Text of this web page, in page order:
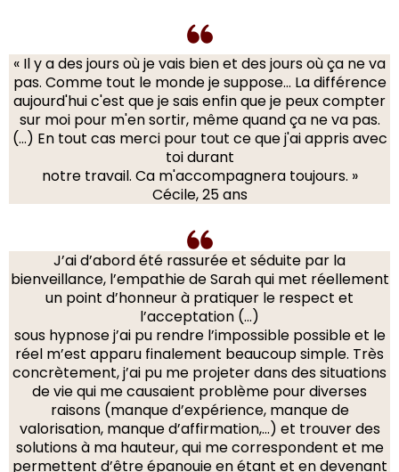
« Il y a des jours où je vais bien et des jours où ça ne va
pas. Comme tout le monde je suppose... La différence
aujourd'hui c'est que je sais enfin que je peux compter
sur moi pour m'en sortir, même quand ça ne va pas.
(…) En tout cas merci pour tout ce que j'ai appris avec
toi durant
notre travail. Ca m'accompagnera toujours. »
Cécile, 25 ans
J’ai d’abord été rassurée et séduite par la
bienveillance, l’empathie de Sarah qui met réellement
un point d’honneur à pratiquer le respect et
l’acceptation (…)
sous hypnose j’ai pu rendre l’impossible possible et le
réel m’est apparu finalement beaucoup simple. Très
concrètement, j’ai pu me projeter dans des situations
de vie qui me causaient problème pour diverses
raisons (manque d’expérience, manque de
valorisation, manque d’affirmation,…) et trouver des
solutions à ma hauteur, qui me correspondent et me
permettent d’être épanouie en étant et en devenant